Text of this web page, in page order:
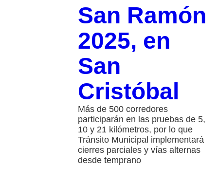
San Ramón
2025, en
San
Cristóbal
Más de 500 corredores
participarán en las pruebas de 5,
10 y 21 kilómetros, por lo que
Tránsito Municipal implementará
cierres parciales y vías alternas
desde temprano